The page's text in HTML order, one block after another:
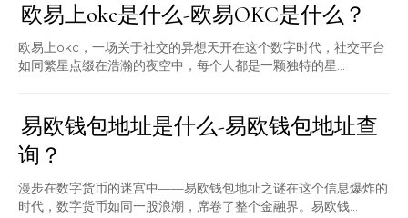
欧易上okc是什么-欧易OKC是什么？
欧易上okc，一场关于社交的异想天开在这个数字时代，社交平台
如同繁星点缀在浩瀚的夜空中，每个人都是一颗独特的星...
易欧钱包地址是什么-易欧钱包地址查
询？
漫步在数字货币的迷宫中——易欧钱包地址之谜在这个信息爆炸的
时代，数字货币如同一股浪潮，席卷了整个金融界。易欧钱...